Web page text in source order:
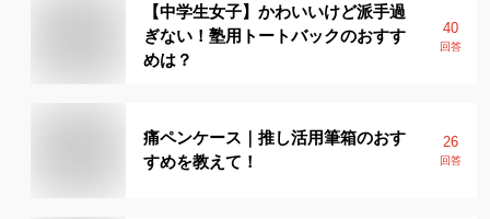
【中学生女子】かわいいけど派手過
ぎない！塾用トートバックのおすす
めは？
40
回答
痛ペンケース｜推し活用筆箱のおす
すめを教えて！
26
回答